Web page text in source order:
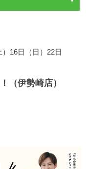
16日（日）22日
（伊勢崎店）